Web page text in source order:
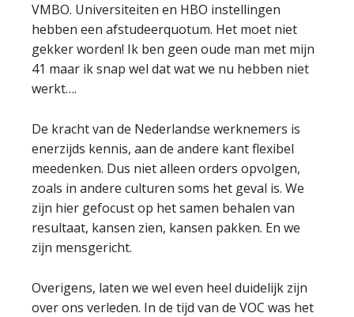
VMBO. Universiteiten en HBO instellingen
hebben een afstudeerquotum. Het moet niet
gekker worden! Ik ben geen oude man met mijn
41 maar ik snap wel dat wat we nu hebben niet
werkt….
De kracht van de Nederlandse werknemers is
enerzijds kennis, aan de andere kant flexibel
meedenken. Dus niet alleen orders opvolgen,
zoals in andere culturen soms het geval is. We
zijn hier gefocust op het samen behalen van
resultaat, kansen zien, kansen pakken. En we
zijn mensgericht.
Overigens, laten we wel even heel duidelijk zijn
over ons verleden. In de tijd van de VOC was het